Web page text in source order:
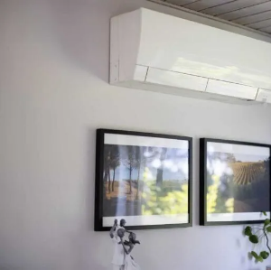
Spring til hovedindhold
Spring til sidefod